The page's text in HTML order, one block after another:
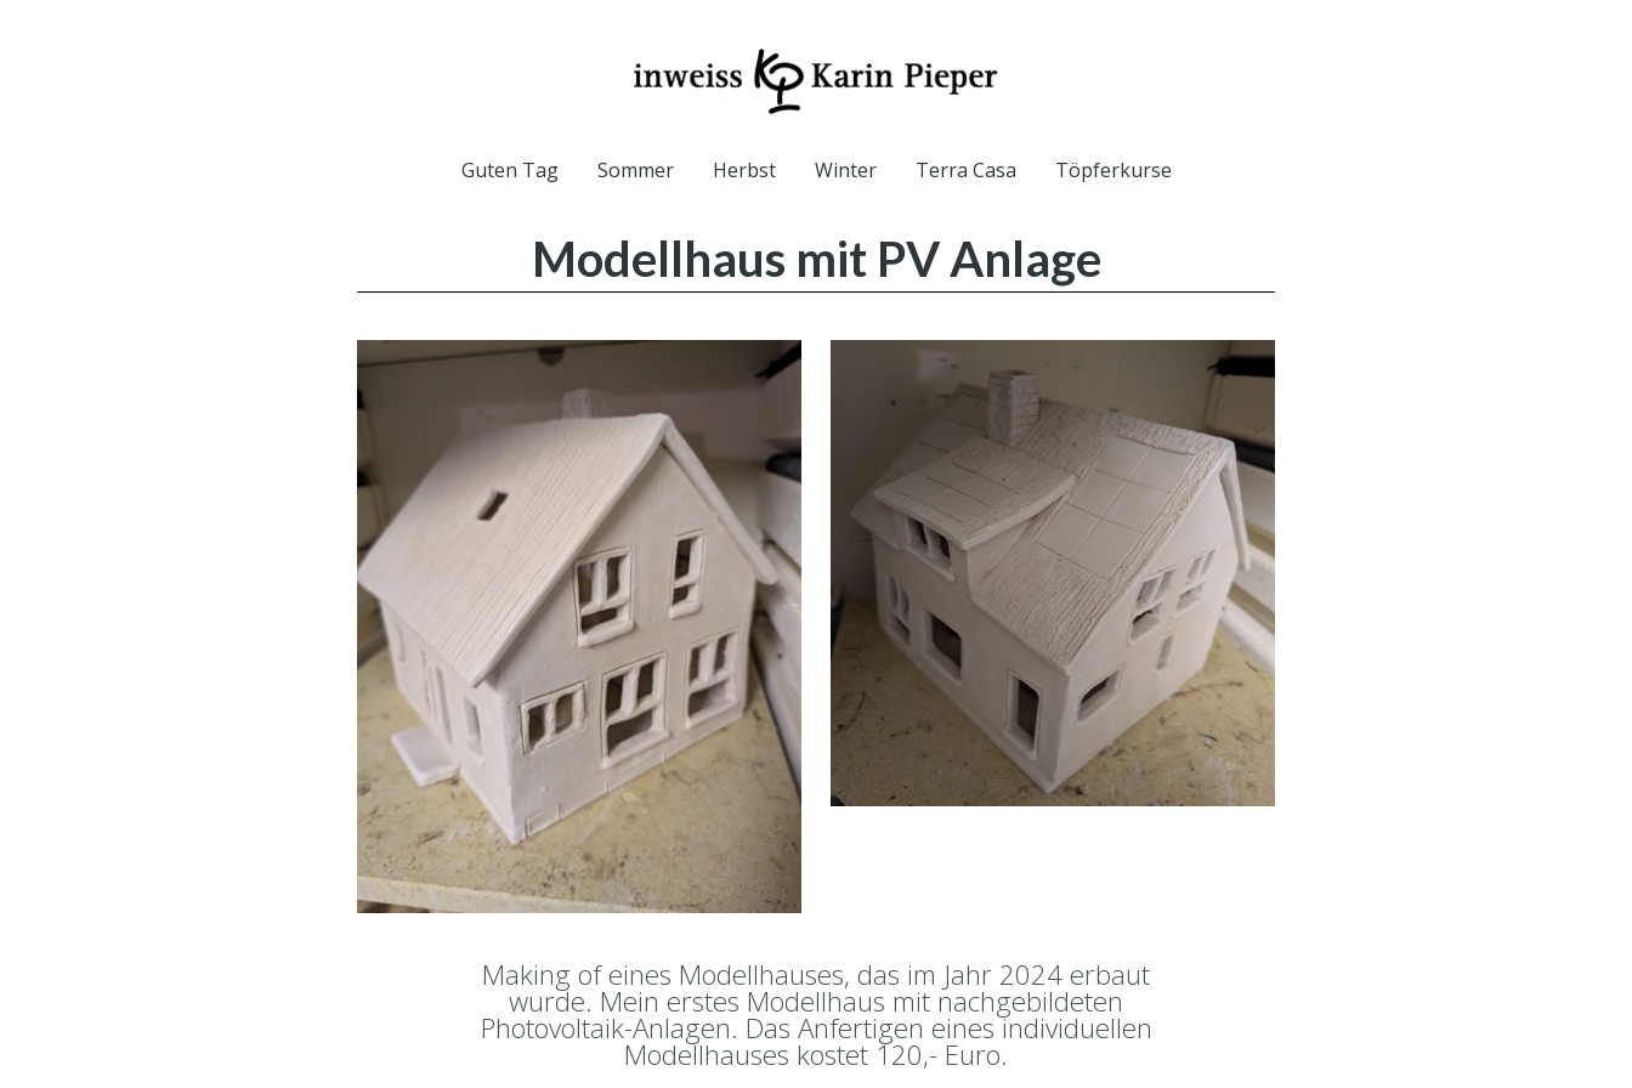
Guten Tag Sommer Herbst Winter Terra Casa Töpferkurse
Modellhaus mit PV Anlage
Making of eines Modellhauses, das im Jahr 2024 erbaut
wurde. Mein erstes Modellhaus mit nachgebildeten
Photovoltaik-Anlagen. Das Anfertigen eines individuellen
Modellhauses kostet 120,- Euro.